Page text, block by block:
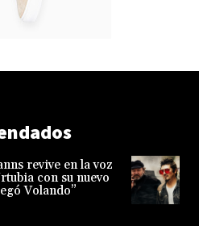
revive en la voz
con su nuevo
Volando”